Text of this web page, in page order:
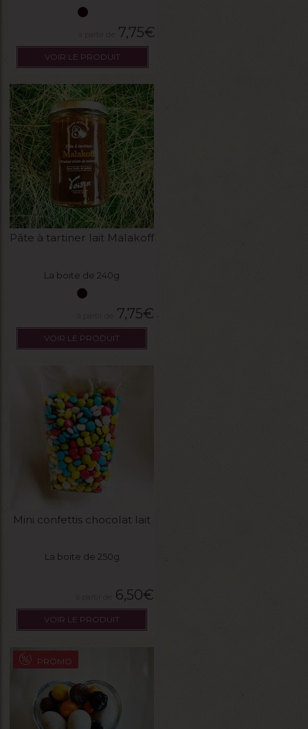
7,75€
VOIR LE PRODUIT
Pâte à tartiner lait Malakoff
La boite de 240g
7,75€
VOIR LE PRODUIT
Mini confettis chocolat lait
La boite de 250g
6,50€
VOIR LE PRODUIT
PROMO